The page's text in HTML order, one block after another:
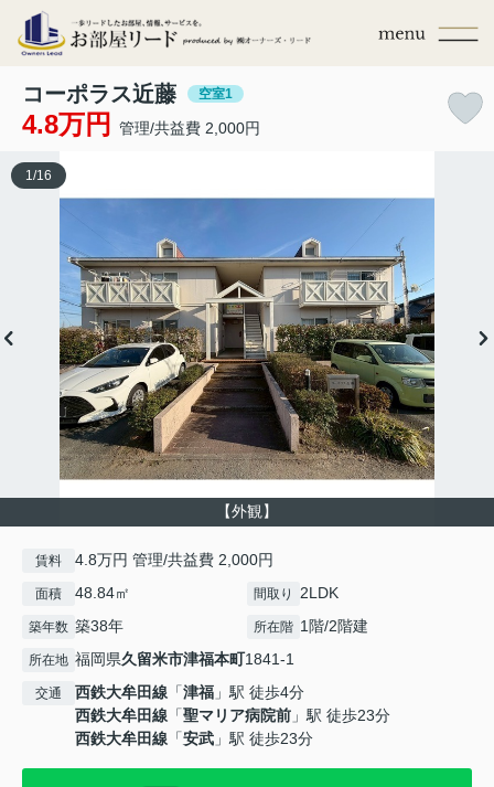
コーポラス近藤 空室1
4.8万円 管理/共益費 2,000円
【外観】
1 /16
賃料 4.8万円 管理/共益費 2,000円
面積 48.84㎡ 間取り 2LDK
築年数 築38年 所在階 1階/2階建
所在地 福岡県久留米市津福本町1841-1
交通 西鉄大牟田線 「津福 」駅 徒歩4分
西鉄大牟田線 「聖マリア病院前 」駅 徒歩23分
西鉄大牟田線 「安武 」駅 徒歩23分